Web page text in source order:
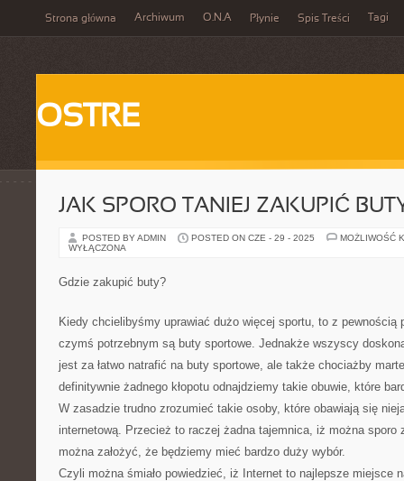
Strona główna Archiwum O.N.A Płynie Spis Treści Tagi
OSTRE
JAK SPORO TANIEJ ZAKUPIĆ
POSTED BY ADMIN POSTED ON CZE - 29 - 2025
MOŻLIWOŚĆ
WYŁĄCZONA
Gdzie zakupić buty?
Kiedy chcielibyśmy uprawiać dużo więcej sportu, to z pewnością
czymś potrzebnym są buty sportowe. Jednakże wszyscy
jest za łatwo natrafić na buty sportowe, ale także chociażby
definitywnie żadnego kłopotu odnajdziemy takie obuwie, które
W zasadzie trudno zrozumieć takie osoby, które obawiają się
internetową. Przecież to raczej żadna tajemnica, iż można sporo
można założyć, że będziemy mieć bardzo duży wybór.
Czyli można śmiało powiedzieć, iż Internet to najlepsze miejsce